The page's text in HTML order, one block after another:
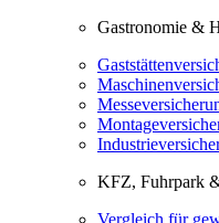
Gastronomie &
KFZ, Fuhrpark
Vergleich für